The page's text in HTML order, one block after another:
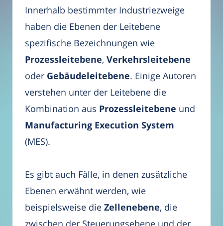
Innerhalb bestimmter Industriezweige
haben die Ebenen der Leitebene
spezifische Bezeichnungen wie
Prozessleitebene, Verkehrsleitebene
oder Gebäudeleitebene. Einige Autoren
verstehen unter der Leitebene die
Kombination aus Prozessleitebene und
Manufacturing Execution System
(MES).
Es gibt auch Fälle, in denen zusätzliche
Ebenen erwähnt werden, wie
beispielsweise die Zellenebene, die
zwischen der Steuerungsebene und der